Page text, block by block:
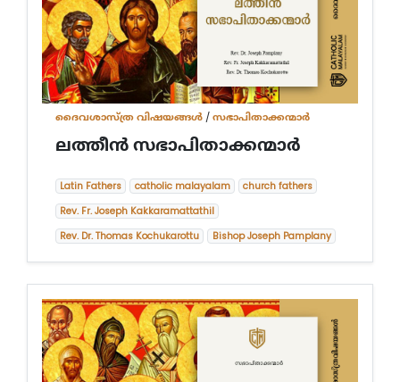
ദൈവശാസ്ത്ര വിഷയങ്ങള്‍ /സഭാപിതാക്കന്മാർ
ലത്തീൻ സഭാപിതാക്കന്മാര്‍
Latin Fathers catholic malayalam
church fathers
Rev. Fr. Joseph Kakkaramattathil
Rev. Dr. Thomas Kochukarottu
Bishop Joseph Pamplany